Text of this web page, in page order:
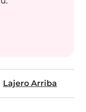
Lajero Arriba